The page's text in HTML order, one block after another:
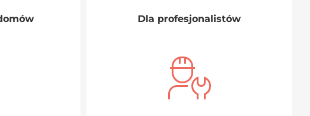
Dla profesjonalistów